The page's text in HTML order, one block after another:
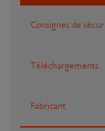
Consignes de
Téléchargements
Fabricant